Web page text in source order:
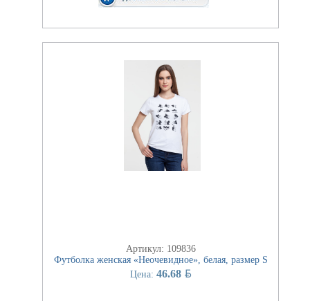
Артикул: 109836
Футболка женская «Неочевидное», белая, размер S
Цена: 46.68 BYN